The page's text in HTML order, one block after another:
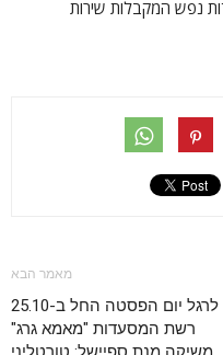
נפש המקבלות שירות
מאמר הבא
לרגל יום הפסטה החל ב-25.10
רשת המסעדות "מאמא גרג"